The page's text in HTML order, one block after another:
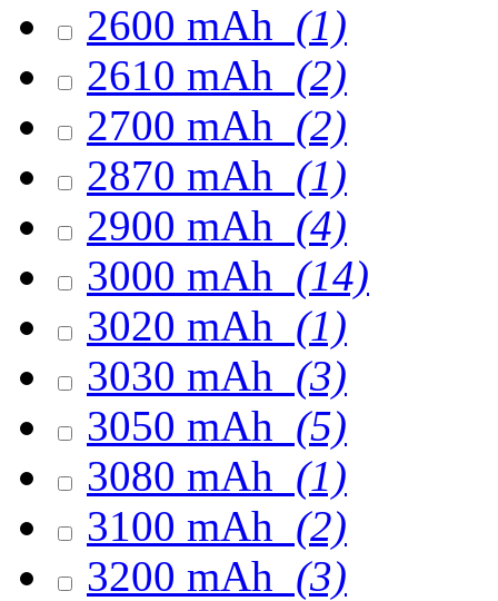
2600 mAh (1)
2610 mAh (2)
2700 mAh (2)
2870 mAh (1)
2900 mAh (4)
3000 mAh (14)
3020 mAh (1)
3030 mAh (3)
3050 mAh (5)
3080 mAh (1)
3100 mAh (2)
3200 mAh (3)